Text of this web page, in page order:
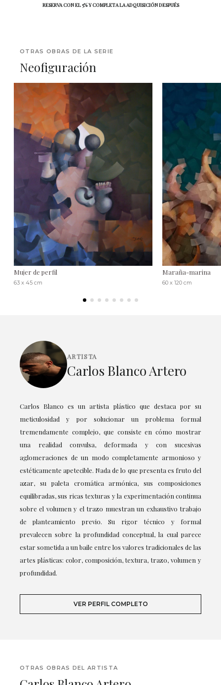
RESERVA CON EL 5% Y COMPLETA LA ADQUISICIÓN DESPUÉS
OTRAS OBRAS DE LA SERIE
Neofiguración
Mujer de perfil
63 x 45 cm
Maraña-marina
60 x 120 cm
ARTISTA
Carlos Blanco Artero
Carlos Blanco es un artista plástico que destaca por su
meticulosidad y por solucionar un problema formal
tremendamente complejo, que consiste en cómo mostrar
una realidad convulsa, deformada y con sucesivas
aglomeraciones de un modo completamente armonioso y
estéticamente apetecible. Nada de lo que presenta es fruto del
azar, su paleta cromática armónica, sus composiciones
equilibradas, sus ricas texturas y la experimentación continua
sobre el volumen y el trazo muestran un exhaustivo trabajo
de planteamiento previo. Su rigor técnico y formal
prevalecen sobre la profundidad conceptual, la cual parece
estar sometida a un baile entre los valores tradicionales de las
artes plásticas: color, composición, textura, trazo, volumen y
profundidad.
VER PERFIL COMPLETO
OTRAS OBRAS DEL ARTISTA